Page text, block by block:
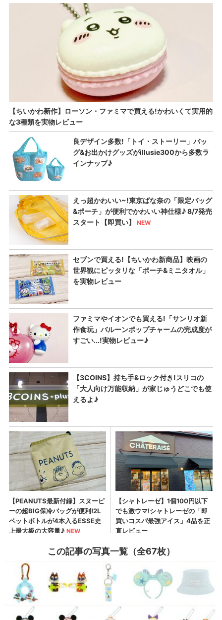
この記事の写真一覧（全67枚）